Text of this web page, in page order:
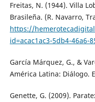
Freitas, N. (1944). Villa
Brasileña. (R. Navarro,
https://
id=acac1ac3-5db4-46a6-
García Márquez, G., &
América Latina: Diálogo.
Genette, G. (2009).